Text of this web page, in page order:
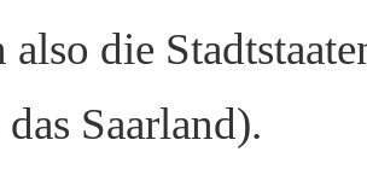
also die
Saarland).